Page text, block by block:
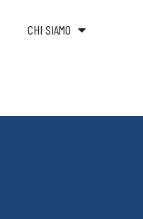
CHI SIAMO